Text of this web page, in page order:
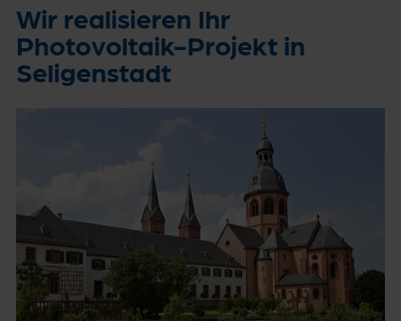
Wir realisieren Ihr
Photovoltaik-Projekt in
Seligenstadt